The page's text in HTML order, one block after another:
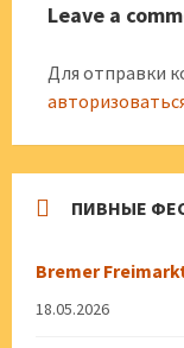
Leave a
Для отправки
ПИВНЫЕ
Bremer
18.05.2026